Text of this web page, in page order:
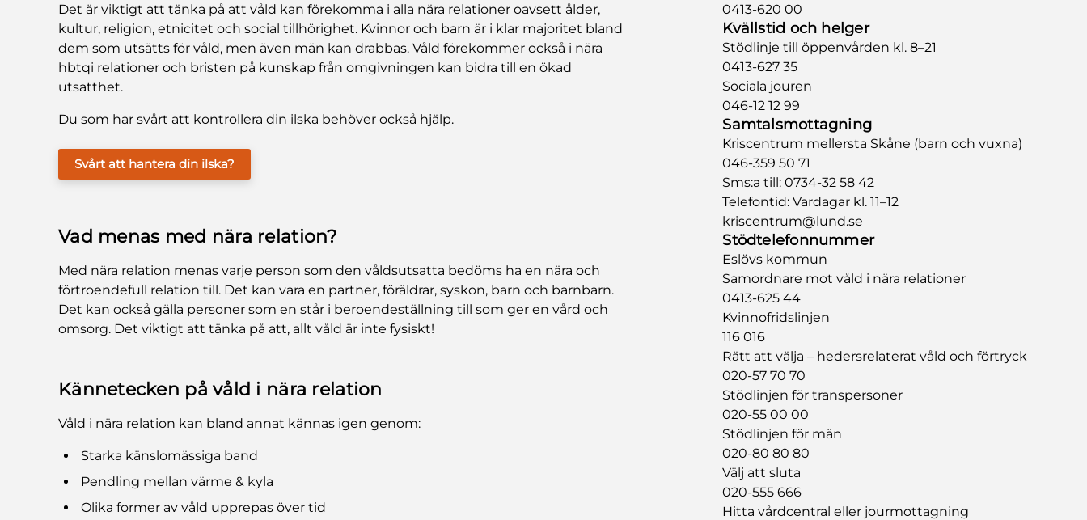
Det är viktigt att tänka på att våld kan förekomma i alla nära relationer oavsett ålder,
kultur, religion, etnicitet och social tillhörighet. Kvinnor och barn är i klar majoritet bland
dem som utsätts för våld, men även män kan drabbas. Våld förekommer också i nära
hbtqi relationer och bristen på kunskap från omgivningen kan bidra till en ökad
utsatthet.
Du som har svårt att kontrollera din ilska behöver också hjälp.
Svårt att hantera din ilska?
Vad menas med nära relation?
Med nära relation menas varje person som den våldsutsatta bedöms ha en nära och
förtroendefull relation till. Det kan vara en partner, föräldrar, syskon, barn och barnbarn.
Det kan också gälla personer som en står i beroendeställning till som ger en vård och
omsorg. Det viktigt att tänka på att, allt våld är inte fysiskt!
Kännetecken på våld i nära relation
Våld i nära relation kan bland annat kännas igen genom:
Starka känslomässiga band
Pendling mellan värme & kyla
Olika former av våld upprepas över tid
0413-620 00
Kvällstid och helger
Stödlinje till öppenvården kl. 8–21
0413-627 35
Sociala jouren
046-12 12 99
Samtalsmottagning
Kriscentrum mellersta Skåne (barn och vuxna)
046-359 50 71
Sms:a till:0734-32 58 42
Telefontid: Vardagar kl. 11–12
kriscentrum@lund.se
Stödtelefonnummer
Eslövs kommun
Samordnare mot våld i nära relationer
0413-625 44
Kvinnofridslinjen
116 016
Rätt att välja – hedersrelaterat våld och förtryck
020-57 70 70
Stödlinjen för transpersoner
020-55 00 00
Stödlinjen för män
020-80 80 80
Välj att sluta
020-555 666
Hitta vårdcentral eller jourmottagning